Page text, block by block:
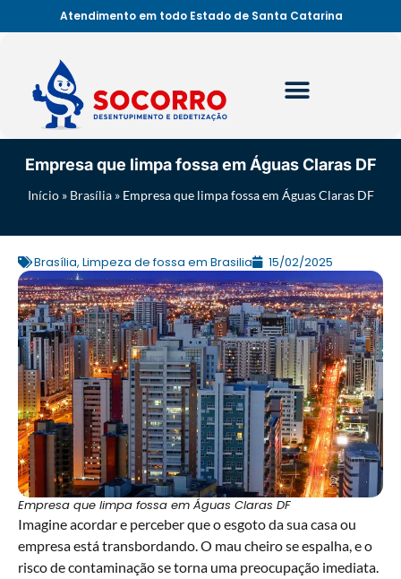
Atendimento em todo Estado de Santa Catarina
Empresa que limpa fossa em Águas Claras DF
Início» Brasília» Empresa que limpa fossa em Águas Claras DF
Brasília, Limpeza de fossa em Brasilia 15/02/2025
Empresa que limpa fossa em Águas Claras DF
Imagine acordar e perceber que o esgoto da sua casa ou
empresa está transbordando. O mau cheiro se espalha, e o
risco de contaminação se torna uma preocupação imediata.